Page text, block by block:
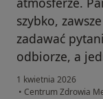
szybko,
zadawać
odbiorze, a
1 kwietnia 2026
• Centrum Zdrowia